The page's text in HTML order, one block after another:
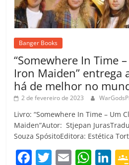
Banger Books
“Somewhere In Time
Iron Maiden” entrega
há de melhor no
2 de fevereiro de 2023
Livro: “Somewhere In Time – Um
Maiden”Autor: Stjepan
Souza SpósitoEditora: Estética
F T E W Li